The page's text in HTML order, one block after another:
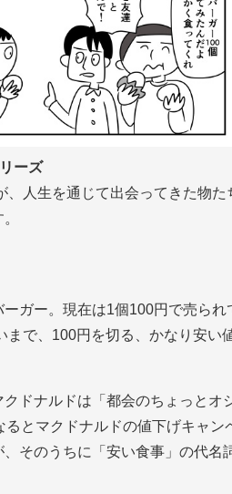
ーズ
、人生を通じて出会ってきた物
ガー。現在は1個100円で売ら
まで、100円を切る、かなり安い
ドナルドは「都会のちょっとオ
るとマクドナルドの値下げキャ
そのうちに「安い食事」の代名